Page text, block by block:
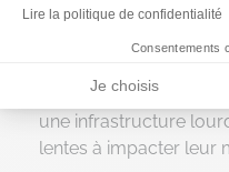
invention, il en faut
le seuil de
aussi de ce qu’il
une infrastructure
lentes à impacter leur
Lire la politique de confidentialité
Consentements
Je choisis
Axeptio consent
Plateforme de Gestion du